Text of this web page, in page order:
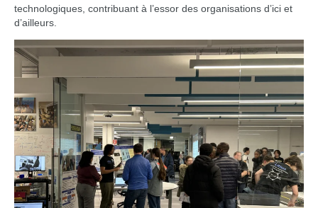
technologiques, contribuant à l’essor des organisations d’ici et
d’ailleurs.